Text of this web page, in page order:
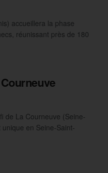
accueillera la phase
réunissant près de 180
de La Courneuve (Seine-
en Seine-Saint-